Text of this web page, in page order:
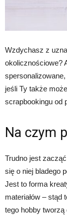
Wzdychasz z
okolicznościowe?
jeśli Ty także
scrapbookingu od
Na czym
Trudno jest
się o niej bladego
Jest to forma
materiałów – stąd
tego hobby